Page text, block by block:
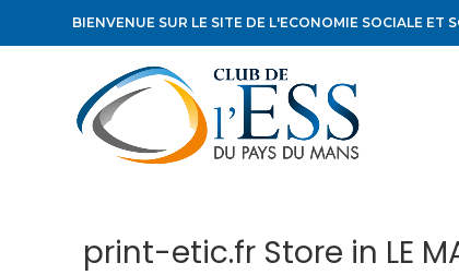
BIENVENUE SUR LE SITE DE L'ECONOMIE SOCIALE ET
print-etic.fr Store in LE